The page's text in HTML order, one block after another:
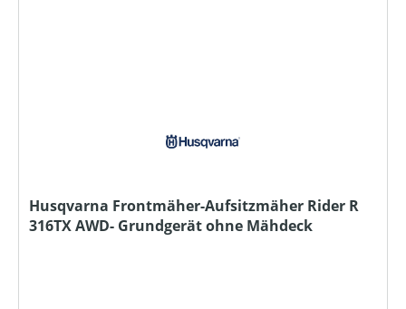
Husqvarna Frontmäher-Aufsitzmäher Rider R
316TX AWD- Grundgerät ohne Mähdeck